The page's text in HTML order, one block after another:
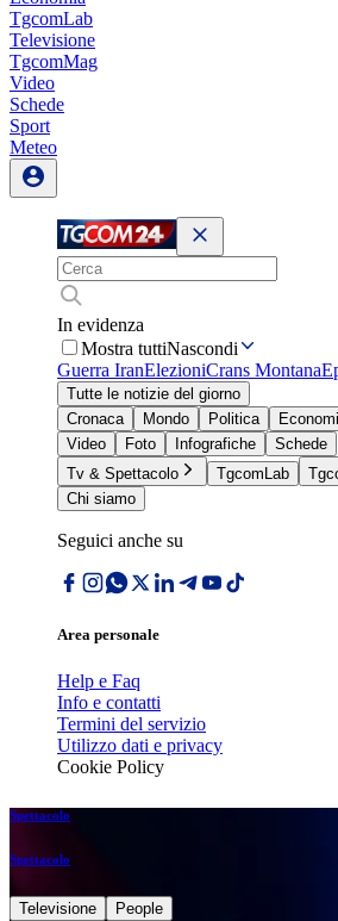
TgcomLab
Televisione
TgcomMag
Video
Schede
Sport
Meteo
In evidenza
Mostra tuttiNascondi
Guerra IranElezioniCrans Montana
Tutte le notizie del giorno
Cronaca
Mondo Politica
Video
Foto Infografiche
Schede
Tv & Spettacolo
TgcomLab
Chi siamo
Seguici anche su
Area personale
Help e Faq
Info e contatti
Termini del servizio
Utilizzo dati e privacy
Cookie Policy
Spettacolo
Spettacolo
Televisione People